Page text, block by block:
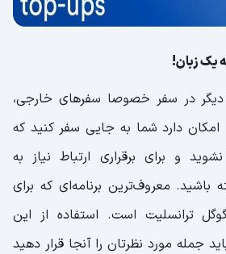
یک زبان!
دیگر در سفر خصوصا سفرهای خارجی،
امکان دارد شما به جایی سفر کنید که
و برای برقراری ارتباط نیاز به
باشید. معروف‌ترین برنامه‌ای که برای
ترانسلیت است. استفاده از این
جمله مورد نظرتان را آنجا قرار دهید